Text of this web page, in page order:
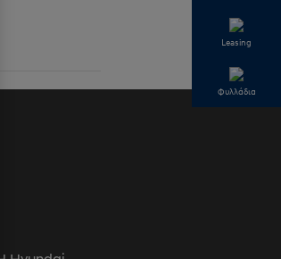
Leasing
Φυλλάδια